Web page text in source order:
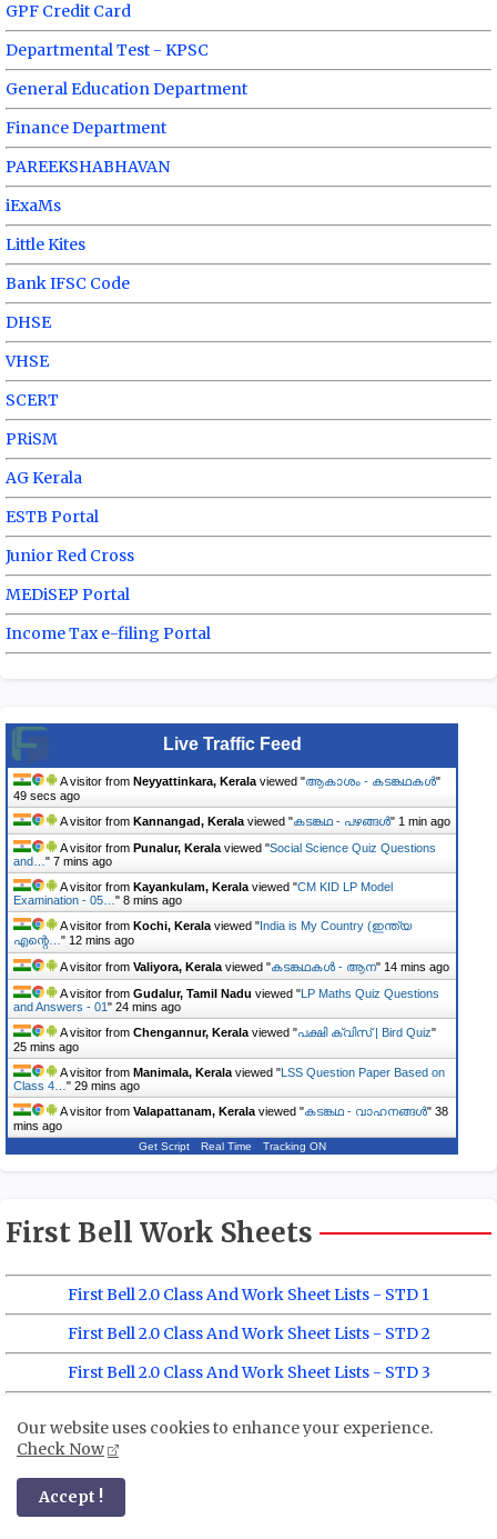
GPF Credit Card
Departmental Test - KPSC
General Education Department
Finance Department
PAREEKSHABHAVAN
iExaMs
Little Kites
Bank IFSC Code
DHSE
VHSE
SCERT
PRiSM
AG Kerala
ESTB Portal
Junior Red Cross
MEDiSEP Portal
Income Tax e-filing Portal
Live Traffic Feed
A visitor from Neyyattinkara, Kerala viewed "ആകാശം - കടങ്കഥകൾ"
50 secs ago
A visitor from Kannangad, Kerala viewed "കടങ്കഥ - പഴങ്ങൾ" 1 min ago
A visitor from Punalur, Kerala viewed "Social Science Quiz Questions
and… " 7 mins ago
A visitor from Kayankulam, Kerala viewed "CM KID LP Model
Examination - 05… " 8 mins ago
A visitor from Kochi, Kerala viewed " India is My Country (ഇന്ത്യ
എന്റെ… " 12 mins ago
A visitor from Valiyora, Kerala viewed "കടങ്കഥകൾ - ആന" 14 mins ago
A visitor from Gudalur, Tamil Nadu viewed " LP Maths Quiz Questions
and Answers - 01 " 24 mins ago
A visitor from Chengannur, Kerala viewed "പക്ഷി ക്വിസ് | Bird Quiz"
25 mins ago
A visitor from Manimala, Kerala viewed " LSS Question Paper Based on
Class 4… " 29 mins ago
A visitor from Valapattanam, Kerala viewed "കടങ്കഥ - വാഹനങ്ങൾ" 38
mins ago
Get Script Real Time Tracking ON
First Bell Work Sheets
First Bell 2.0 Class And Work Sheet Lists - STD 1
First Bell 2.0 Class And Work Sheet Lists - STD 2
First Bell 2.0 Class And Work Sheet Lists - STD 3
Our website uses cookies to enhance your experience.
Check Now
Accept !